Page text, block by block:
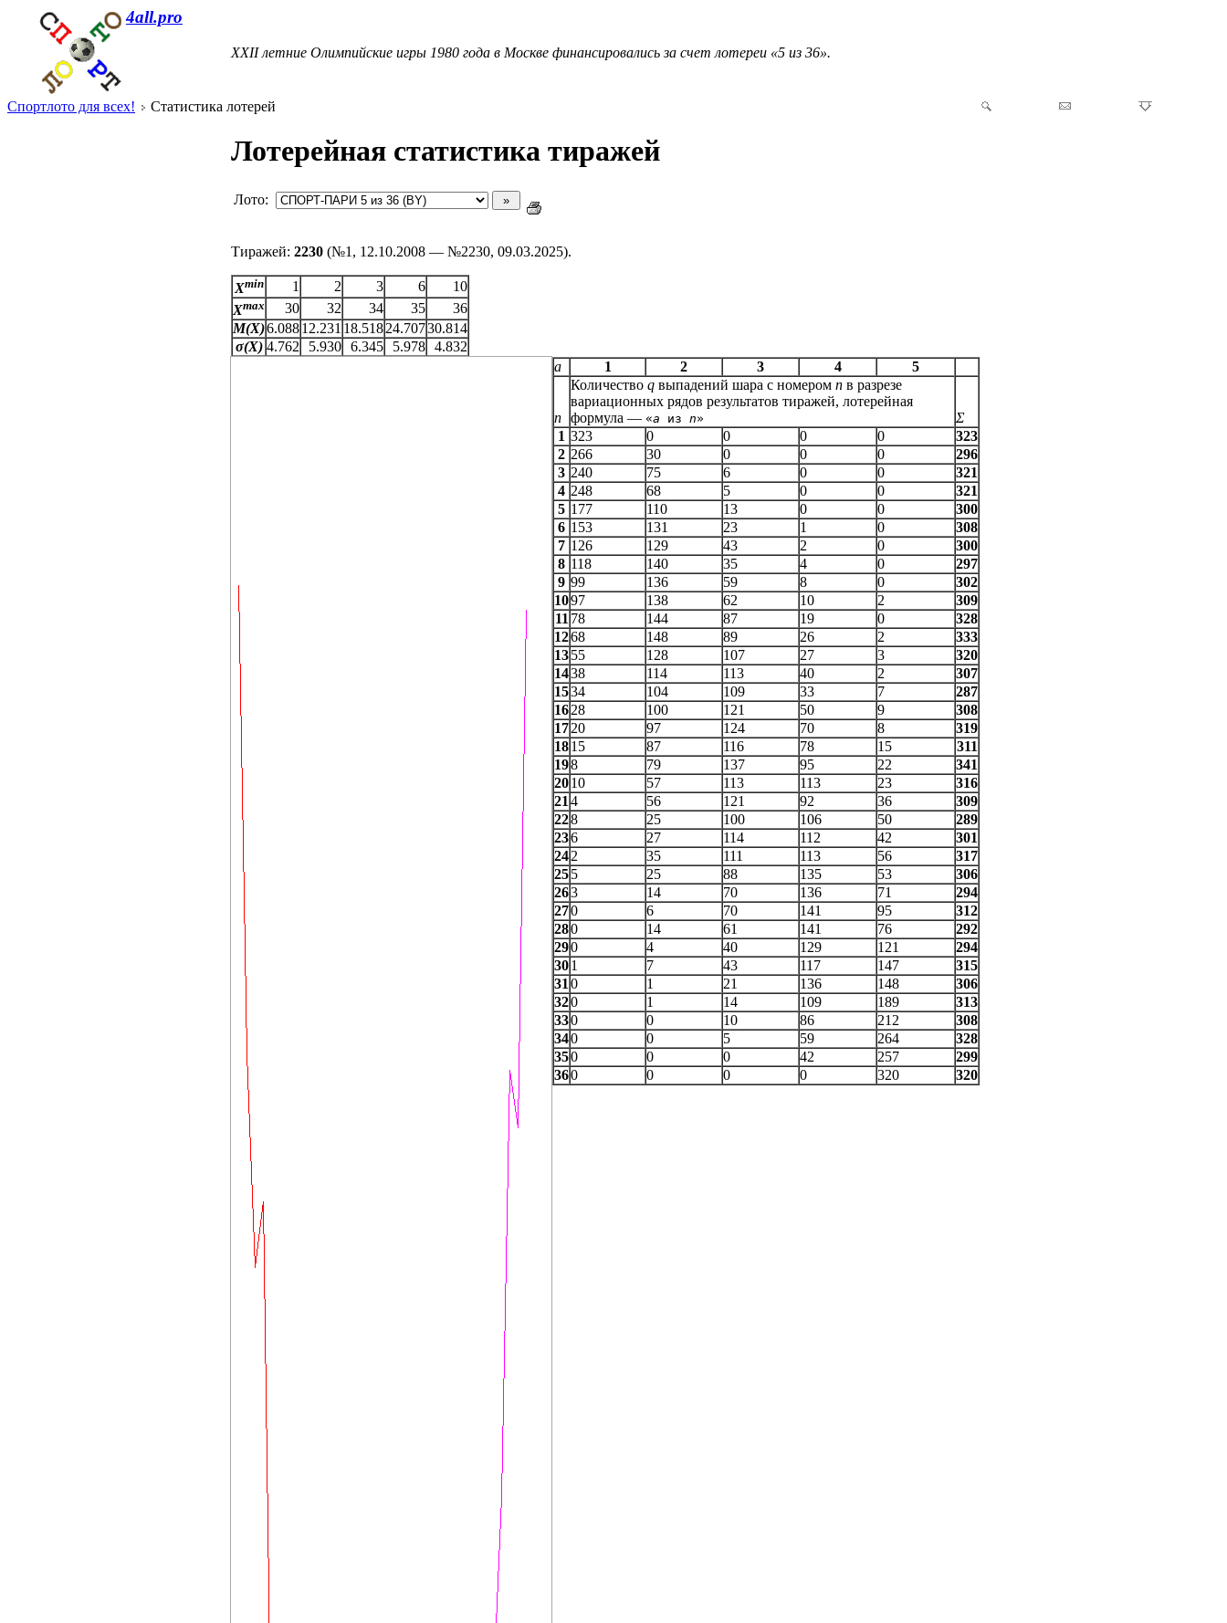
4all.pro
XXII летние Олимпийские игры 1980 года в Москве финансировались за счет лотереи «5 из 36».
Спортлото для всех! Статистика лотерей
Лотерейная статистика тиражей
Лото:
Тиражей: 2230 (№1, 12.10.2008 — №2230, 09.03.2025).
Xmin 1 2 3 6
10
Xmax 30 32 34 35
36
M(X)6.08812.231 18.51824.70730.814
σ(X) 4.762 5.930 6.345 5.978 4.832
a
1 2 3 4 5
n
Количество q выпадений шара с номером n в разрезе
вариационных рядов результатов тиражей, лотерейная
формула — «a из n»
Σ
1 323 0 0 0 0
323
2 266 30 0 0 0
296
3 240 75 6 0 0
321
4 248 68 5 0 0
321
5 177 110 13 0 0
300
6 153 131 23 1 0
308
7 126 129 43 2 0
300
8 118 140 35 4 0
297
9 99 136 59 8 0
302
1097 138 62 10 2
309
11 78 144 87 19 0
328
1268 148 89 26 2
333
1355 128 107 27 3
320
1438 114 113 40 2
307
1534 104 109 33 7
287
1628 100 121 50 9
308
1720 97 124 70 8
319
1815 87 116 78 15
311
198 79 137 95 22
341
2010 57 113 113 23
316
21 4 56 121 92 36
309
228 25 100 106 50
289
236 27 114 112 42
301
242 35 111 113 56
317
255 25 88 135 53
306
263 14 70 136 71
294
270 6 70 141 95
312
280 14 61 141 76
292
290 4 40 129 121
294
301 7 43 117 147
315
31 0 1 21 136 148
306
320 1 14 109 189
313
330 0 10 86 212
308
340 0 5 59 264
328
350 0 0 42 257
299
360 0 0 0 320 320